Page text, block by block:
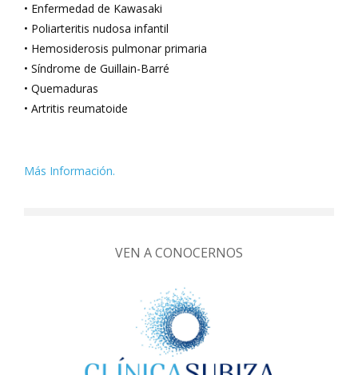
• Enfermedad de Kawasaki
• Poliarteritis nudosa infantil
• Hemosiderosis pulmonar primaria
• Síndrome de Guillain-Barré
• Quemaduras
• Artritis reumatoide
Más Información.
VEN A CONOCERNOS